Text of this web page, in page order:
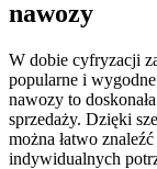
nawozy
W dobie cyfryzacji
popularne i
nawozy to
sprzedaży. Dzięki
można łatwo
indywidualnych